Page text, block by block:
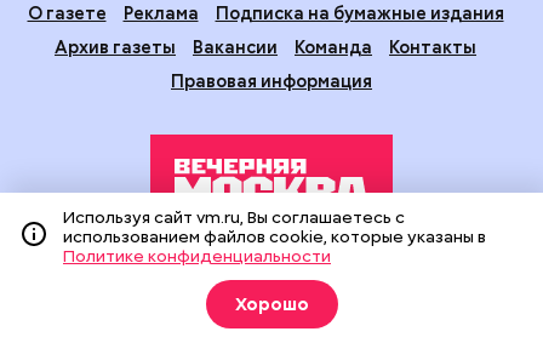
О газете Реклама
Подписка на бумажные издания
Архив газеты
Вакансии Команда
Контакты
Правовая информация
Издание создано при финансовой поддержке Департамента
средств массовой информации и рекламы города Москвы.
На сайте применяются рекомендательные технологии
(информационные технологии предоставления информации
Используя сайт vm.ru, Вы соглашаетесь с
использованием файлов cookie, которые указаны в
Политике конфиденциальности
Хорошо